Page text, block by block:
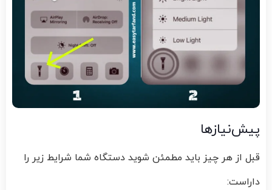
پیش‌نیازها
قبل از هر چیز باید مطمئن شوید دستگاه شما شرایط زیر را
داراست: